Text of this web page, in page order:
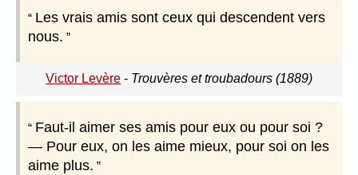
Les vrais amis sont ceux qui descendent vers
nous.
Victor Levère - Trouvères et troubadours (1889)
Faut-il aimer ses amis pour eux ou pour soi ?
— Pour eux, on les aime mieux, pour soi on les
aime plus.